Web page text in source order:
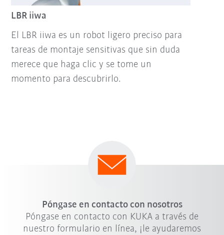
LBR iiwa
El LBR iiwa es un robot ligero preciso para
tareas de montaje sensitivas que sin duda
merece que haga clic y se tome un
momento para descubrirlo.
Póngase en contacto con nosotros
Póngase en contacto con KUKA a través de
nuestro formulario en línea, ¡le ayudaremos